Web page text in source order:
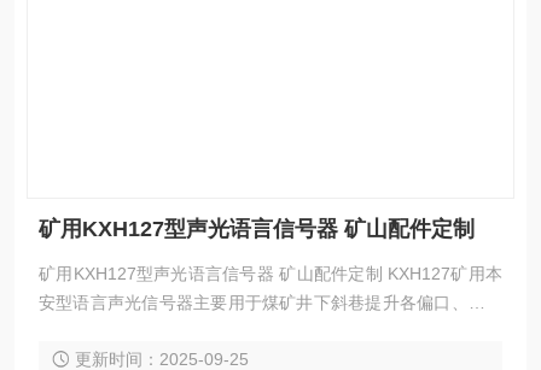
矿用KXH127型声光语言信号器 矿山配件定制
矿用KXH127型声光语言信号器 矿山配件定制 KXH127矿用本
安型语言声光信号器主要用于煤矿井下斜巷提升各偏口、上下
更新时间：2025-09-25